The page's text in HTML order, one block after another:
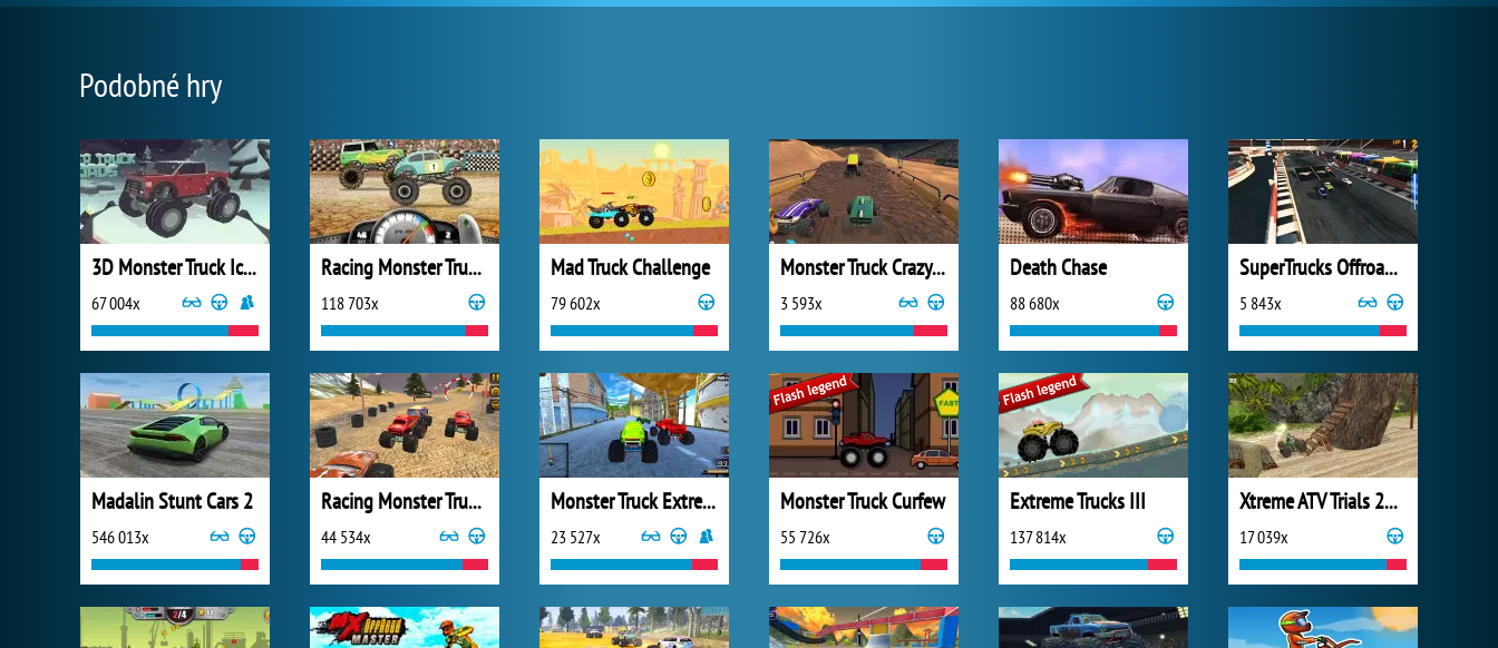
Podobné hry
3D Monster Truck Icyroads
67 004x
Racing Monster Trucks
118 703x
Mad Truck Challenge
79 602x
Monster Truck Crazy Racing 2
3 593x
Death Chase
88 680x
SuperTrucks Offroad Racing
5 843x
Madalin Stunt Cars 2
546 013x
Racing Monster Truck Game 3D
44 534x
Monster Truck Extreme Racing
23 527x
Monster Truck Curfew
55 726x
Extreme Trucks III
137 814x
Xtreme ATV Trials 2021
17 039x